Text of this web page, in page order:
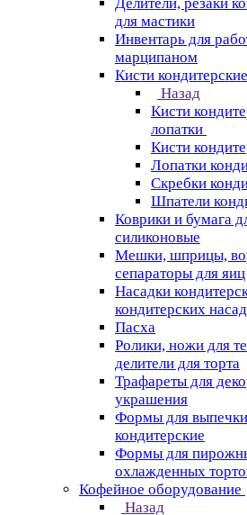
для мастики
Инвентарь для
марципаном
Кисти
Назад
Кисти
лопатки
Кисти
Лопатки
Скребки
Шпатели
Коврики и бумага
силиконовые
Мешки, шприцы,
сепараторы для яиц
Насадки
кондитерских
Пасха
Ролики, ножи для
делители для торта
Трафареты для
украшения
Формы для
кондитерские
Формы для
охлажденных
Кофейное оборудование
Назад